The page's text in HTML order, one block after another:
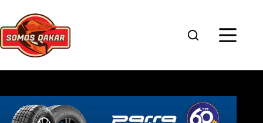
contenido